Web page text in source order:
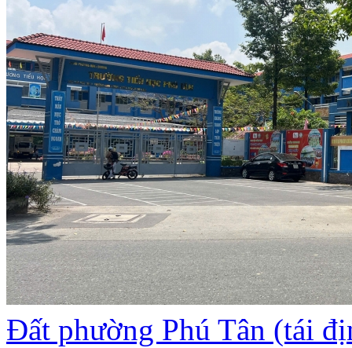
Đất phường Phú Tân (tái